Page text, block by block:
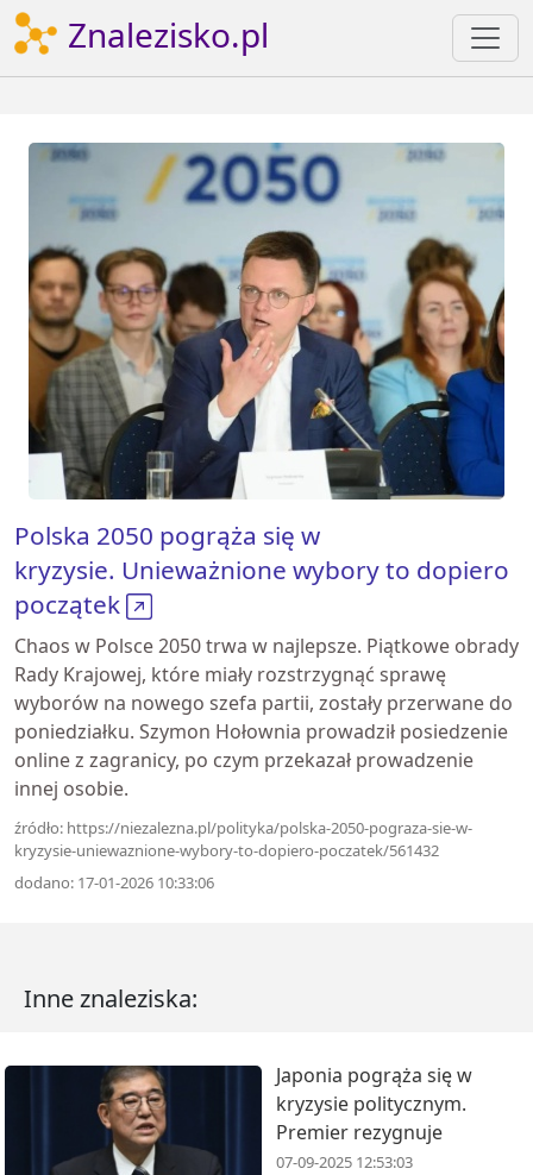
Znalezisko.pl
Polska 2050 pogrąża się w
kryzysie. Unieważnione wybory to dopiero
początek
Chaos w Polsce 2050 trwa w najlepsze. Piątkowe obrady
Rady Krajowej, które miały rozstrzygnąć sprawę
wyborów na nowego szefa partii, zostały przerwane do
poniedziałku. Szymon Hołownia prowadził posiedzenie
online z zagranicy, po czym przekazał prowadzenie
innej osobie.
źródło: https://niezalezna.pl/polityka/polska-2050-pograza-sie-w-
kryzysie-uniewaznione-wybory-to-dopiero-poczatek/561432
dodano: 17-01-2026 10:33:06
Inne znaleziska:
Japonia pogrąża się w
kryzysie politycznym.
Premier rezygnuje
07-09-2025 12:53:03